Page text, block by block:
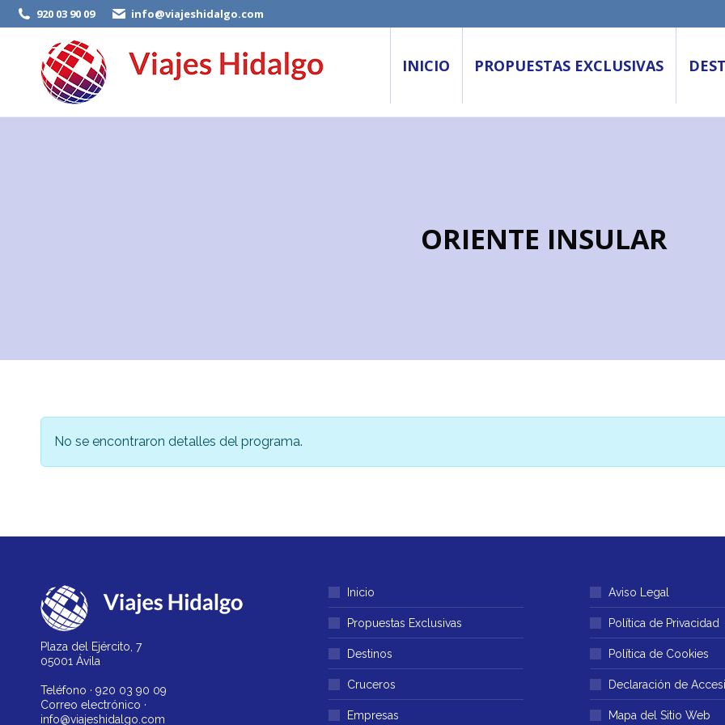
920 03 90 09 info@viajeshidalgo.com
INICIO PROPUESTAS EXCLUSIVAS
ORIENTE INSULAR
No se encontraron detalles del programa.
Plaza del Ejército, 7
05001 Ávila
Teléfono · 920 03 90 09
Correo electrónico ·
info@viajeshidalgo.com
Inicio
Propuestas Exclusivas
Destinos
Cruceros
Empresas
Aviso Legal
Política de Privacidad
Política de Cookies
Declaración de
Mapa del Sitio Web